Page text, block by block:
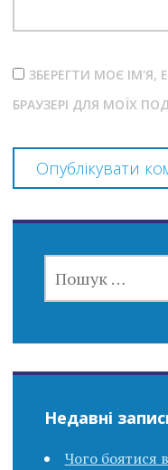
ЗБЕРЕГТИ МОЄ ІМ'Я,
БРАУЗЕРІ ДЛЯ МОЇХ
Недавні
Чого боятися